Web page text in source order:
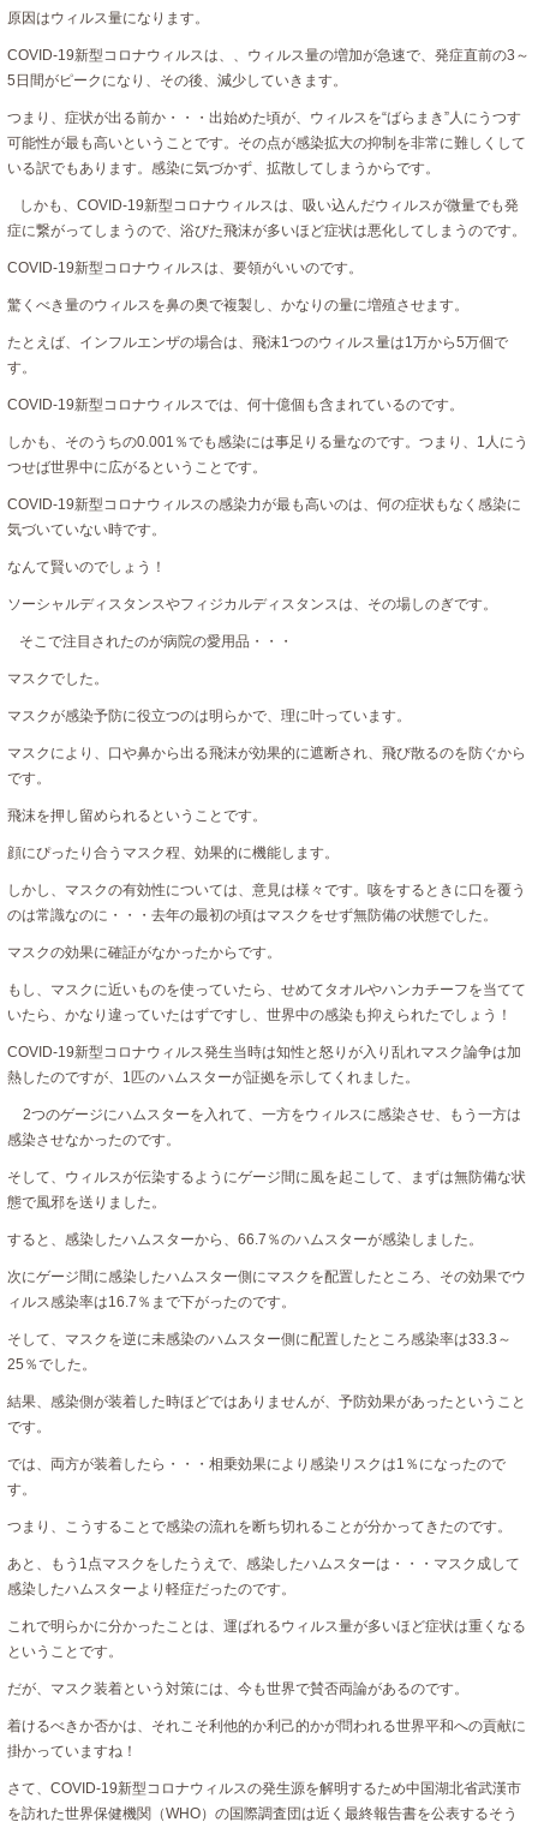
原因はウィルス量になります。
COVID-19新型コロナウィルスは、、ウィルス量の増加が急速で、発症直前の3～
5日間がピークになり、その後、減少していきます。
つまり、症状が出る前か・・・出始めた頃が、ウィルスを“ばらまき”人にうつす
可能性が最も高いということです。その点が感染拡大の抑制を非常に難しくして
いる訳でもあります。感染に気づかず、拡散してしまうからです。
しかも、COVID-19新型コロナウィルスは、吸い込んだウィルスが微量でも発
症に繋がってしまうので、浴びた飛沫が多いほど症状は悪化してしまうのです。
COVID-19新型コロナウィルスは、要領がいいのです。
驚くべき量のウィルスを鼻の奥で複製し、かなりの量に増殖させます。
たとえば、インフルエンザの場合は、飛沫1つのウィルス量は1万から5万個で
す。
COVID-19新型コロナウィルスでは、何十億個も含まれているのです。
しかも、そのうちの0.001％でも感染には事足りる量なのです。つまり、1人にう
つせば世界中に広がるということです。
COVID-19新型コロナウィルスの感染力が最も高いのは、何の症状もなく感染に
気づいていない時です。
なんて賢いのでしょう！
ソーシャルディスタンスやフィジカルディスタンスは、その場しのぎです。
そこで注目されたのが病院の愛用品・・・
マスクでした。
マスクが感染予防に役立つのは明らかで、理に叶っています。
マスクにより、口や鼻から出る飛沫が効果的に遮断され、飛び散るのを防ぐから
です。
飛沫を押し留められるということです。
顔にぴったり合うマスク程、効果的に機能します。
しかし、マスクの有効性については、意見は様々です。咳をするときに口を覆う
のは常識なのに・・・去年の最初の頃はマスクをせず無防備の状態でした。
マスクの効果に確証がなかったからです。
もし、マスクに近いものを使っていたら、せめてタオルやハンカチーフを当てて
いたら、かなり違っていたはずですし、世界中の感染も抑えられたでしょう！
COVID-19新型コロナウィルス発生当時は知性と怒りが入り乱れマスク論争は加
熱したのですが、1匹のハムスターが証拠を示してくれました。
2つのゲージにハムスターを入れて、一方をウィルスに感染させ、もう一方は
感染させなかったのです。
そして、ウィルスが伝染するようにゲージ間に風を起こして、まずは無防備な状
態で風邪を送りました。
すると、感染したハムスターから、66.7％のハムスターが感染しました。
次にゲージ間に感染したハムスター側にマスクを配置したところ、その効果でウ
ィルス感染率は16.7％まで下がったのです。
そして、マスクを逆に未感染のハムスター側に配置したところ感染率は33.3～
25％でした。
結果、感染側が装着した時ほどではありませんが、予防効果があったということ
です。
では、両方が装着したら・・・相乗効果により感染リスクは1％になったので
す。
つまり、こうすることで感染の流れを断ち切れることが分かってきたのです。
あと、もう1点マスクをしたうえで、感染したハムスターは・・・マスク成して
感染したハムスターより軽症だったのです。
これで明らかに分かったことは、運ばれるウィルス量が多いほど症状は重くなる
ということです。
だが、マスク装着という対策には、今も世界で賛否両論があるのです。
着けるべきか否かは、それこそ利他的か利己的かが問われる世界平和への貢献に
掛かっていますね！
さて、COVID-19新型コロナウィルスの発生源を解明するため中国湖北省武漢市
を訪れた世界保健機関（WHO）の国際調査団は近く最終報告書を公表するそう